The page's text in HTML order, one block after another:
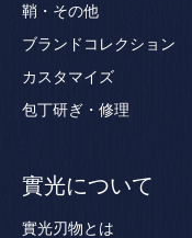
鞘・その他
ブランドコレクション
カスタマイズ
包丁研ぎ・修理
實光について
實光刃物とは